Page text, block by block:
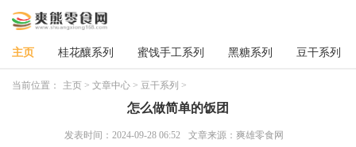
主页 桂花釀系列 蜜饯手工系列 黑糖系列 豆干系列
当前位置： 主页 > 文章中心 > 豆干系列 >
怎么做简单的饭团
发表时间：2024-09-28 06:52 文章来源：爽雄零食网